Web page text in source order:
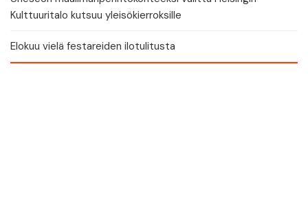
Kulttuuritalo kutsuu yleisökierroksille
Elokuu vielä festareiden ilotulitusta